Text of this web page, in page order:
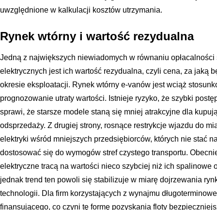
uwzględnione w kalkulacji kosztów utrzymania.
Rynek wtórny i wartość rezydualna
Jedną z największych niewiadomych w równaniu
elektrycznych jest ich wartość rezydualna, czyli cena, za jaką
okresie eksploatacji. Rynek wtórny e-vanów jest wciąż
prognozowanie utraty wartości. Istnieje ryzyko, że szybki
sprawi, że starsze modele staną się mniej atrakcyjne dla
odsprzedaży. Z drugiej strony, rosnące restrykcje wjazdu do
elektryki wśród mniejszych przedsiębiorców, których nie stać
dostosować się do wymogów stref czystego transportu.
elektryczne tracą na wartości nieco szybciej niż ich spalinowe
jednak trend ten powoli się stabilizuje w miarę dojrzewania
technologii. Dla firm korzystających z wynajmu
finansującego, co czyni tę formę pozyskania floty